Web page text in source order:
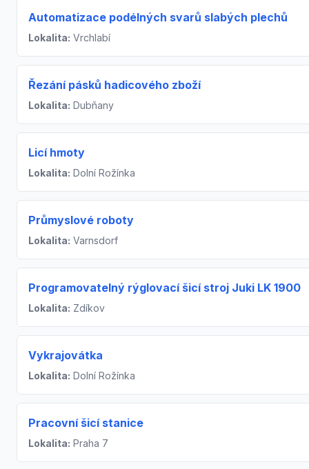
Automatizace podélných svarů slabých plechů
Lokalita: Vrchlabí
Řezání pásků hadicového zboží
Lokalita: Dubňany
Licí hmoty
Lokalita: Dolní Rožínka
Průmyslové roboty
Lokalita: Varnsdorf
Programovatelný rýglovací šicí stroj Juki LK 1900
Lokalita: Zdíkov
Vykrajovátka
Lokalita: Dolní Rožínka
Pracovní šicí stanice
Lokalita: Praha 7